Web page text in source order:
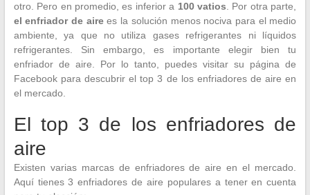
otro. Pero en promedio, es inferior a 100 vatios . Por otra parte,
el enfriador de airees la solución menos nociva para el medio
ambiente, ya que no utiliza gases refrigerantes ni líquidos
refrigerantes. Sin embargo, es importante elegir bien tu
enfriador de aire. Por lo tanto, puedes visitar su página de
Facebook para descubrir el top 3 de los enfriadores de aire en
el mercado.
El top 3 de los enfriadores de
aire
Existen varias marcas de enfriadores de aire en el mercado.
Aquí tienes 3 enfriadores de aire populares a tener en cuenta